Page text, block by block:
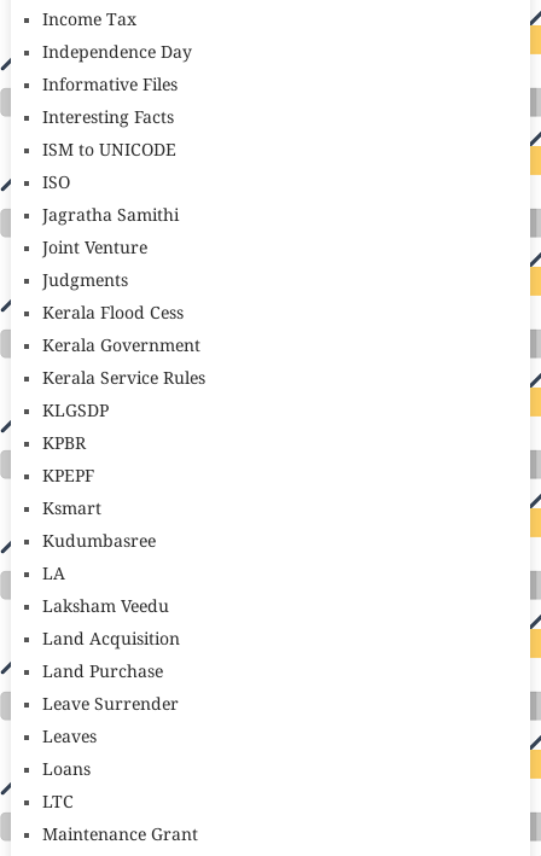
Income Tax
Independence Day
Informative Files
Interesting Facts
ISM to UNICODE
ISO
Jagratha Samithi
Joint Venture
Judgments
Kerala Flood Cess
Kerala Government
Kerala Service Rules
KLGSDP
KPBR
KPEPF
Ksmart
Kudumbasree
LA
Laksham Veedu
Land Acquisition
Land Purchase
Leave Surrender
Leaves
Loans
LTC
Maintenance Grant